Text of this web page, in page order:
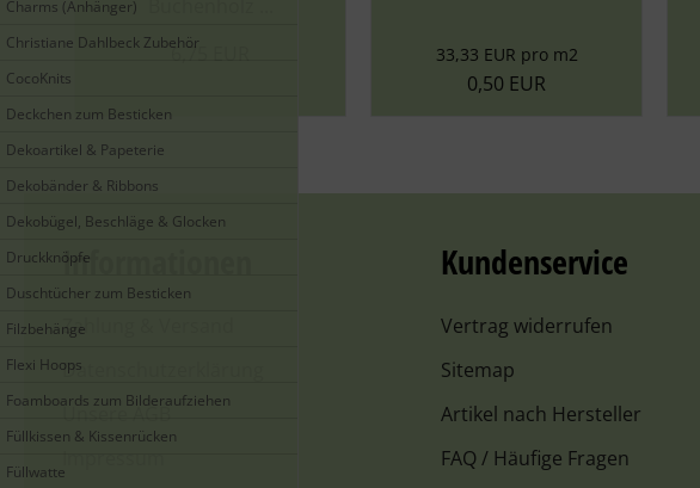
Charms (Anhänger)
Christiane Dahlbeck Zubehör
CocoKnits
Deckchen zum Besticken
Dekoartikel & Papeterie
Dekobänder & Ribbons
Dekobügel, Beschläge & Glocken
Druckknöpfe
Duschtücher zum Besticken
Filzbehänge
Flexi Hoops
Foamboards zum Bilderaufziehen
Füllkissen & Kissenrücken
Füllwatte
...
33,33 EUR pro m2 0,06 EUR pro m
1,20 EUR
Informationen
Zahlung & Versand
Datenschutzerklärung
Unsere AGB
Kundenservice
Vertrag widerrufen
Sitemap
Artikel nach Hersteller
FAQ / Häufige Fragen